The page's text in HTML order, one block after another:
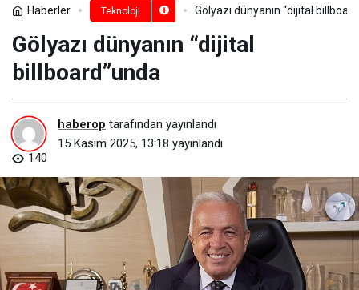
Haberler Teknoloji Gölyazı dünyanın “dijital
Gölyazı dünyanın “dijital
billboard”unda
haberop tarafından yayınlandı
15 Kasım 2025, 13:18 yayınlandı
140